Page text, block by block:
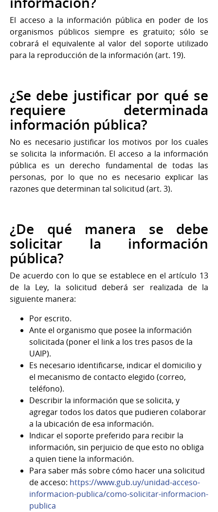
El acceso a la información pública en poder de los
organismos públicos siempre es gratuito; sólo se
cobrará el equivalente al valor del soporte utilizado
para la reproducción de la información (art. 19).
¿Se debe justificar por qué se
requiere determinada
información pública?
No es necesario justificar los motivos por los cuales
se solicita la información. El acceso a la información
pública es un derecho fundamental de todas las
personas, por lo que no es necesario explicar las
razones que determinan tal solicitud (art. 3).
¿De qué manera se debe
solicitar la información
pública?
De acuerdo con lo que se establece en el artículo 13
de la Ley, la solicitud deberá ser realizada de la
siguiente manera:
Por escrito.
Ante el organismo que posee la información
solicitada (poner el link a los tres pasos de la
UAIP).
Es necesario identificarse, indicar el domicilio y
el mecanismo de contacto elegido (correo,
teléfono).
Describir la información que se solicita, y
agregar todos los datos que pudieren colaborar
a la ubicación de esa información.
Indicar el soporte preferido para recibir la
información, sin perjuicio de que esto no obliga
a quien tiene la información.
Para saber más sobre cómo hacer una solicitud
de acceso: https://www.gub.uy/unidad-acceso-
informacion-publica/como-solicitar-informacion-
publica